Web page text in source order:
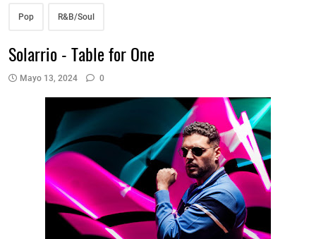
Pop R&B/Soul
Solarrio - Table for One
Mayo 13, 2024 0